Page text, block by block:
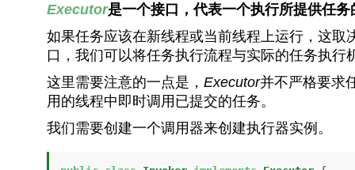
Executor是一个接口，代表一个执行所提供任务
如果任务应该在新线程或当前线程上运行，这
口，我们可以将任务执行流程与实际的任务执行
这里需要注意的一点是， Executor并不严格要求
用的线程中即时调用已提交的任务。
我们需要创建一个调用器来创建执行器实例。